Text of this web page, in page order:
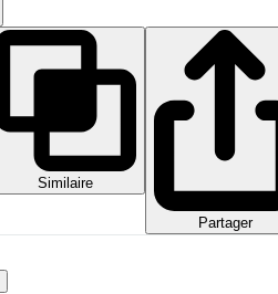
Similaire
Partager